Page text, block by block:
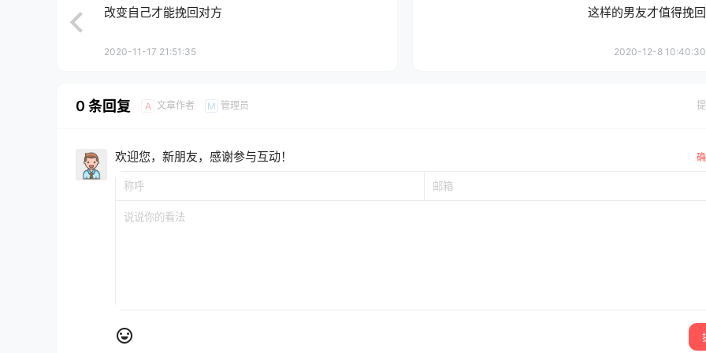
改变自己才能挽回对方
2020-11-17 21:51:35
这样的男友才值得挽回
2020-12-8 10:40:30
0 条回复 A 文章作者 M 管理员
欢迎您，新朋友，感谢参与互动！